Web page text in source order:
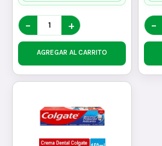
− +
AGREGAR AL CARRITO
−